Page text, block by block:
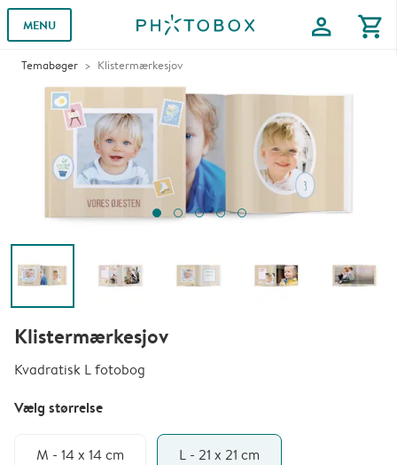
MENU profile shopping_cart
Temabøger Klistermærkesjov
Klistermærkesjov
Kvadratisk L fotobog
Vælg størrelse
M - 14 x 14 cm L - 21 x 21 cm